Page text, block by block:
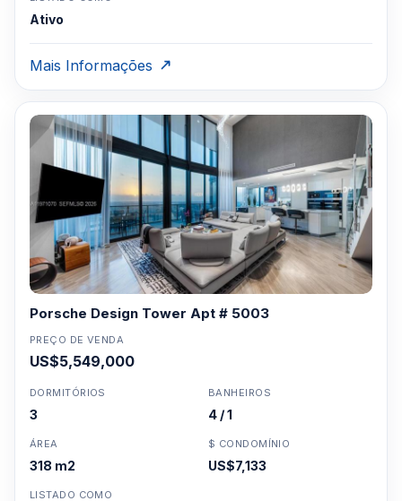
Ativo
Mais Informações
Porsche Design Tower Apt # 5003
PREÇO DE VENDA
US$5,549,000
DORMITÓRIOS
3
BANHEIROS
4 / 1
ÁREA
318 m2
$ CONDOMÍNIO
US$7,133
LISTADO COMO